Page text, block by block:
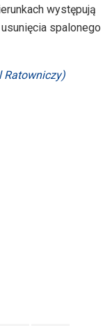
występują
spalonego
Ratowniczy)